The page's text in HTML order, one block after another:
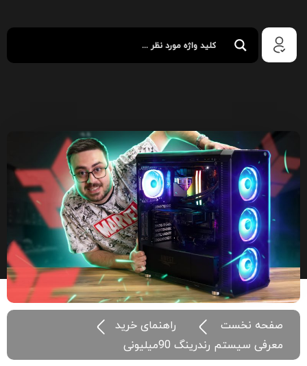
صفحه نخست
راهنمای خرید
معرفی سیستم رندرینگ 90میلیونی